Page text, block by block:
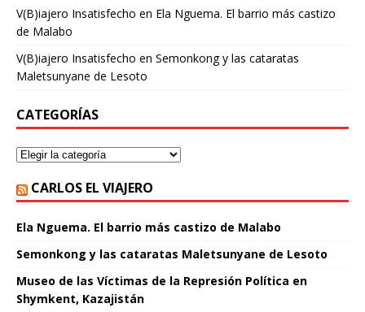
V(B)iajero Insatisfecho en Ela Nguema. El barrio más castizo
de Malabo
V(B)iajero Insatisfecho en Semonkong y las cataratas
Maletsunyane de Lesoto
CATEGORÍAS
CARLOS EL VIAJERO
Ela Nguema. El barrio más castizo de Malabo
Semonkong y las cataratas Maletsunyane de Lesoto
Museo de las Víctimas de la Represión Política en
Shymkent, Kazajistán